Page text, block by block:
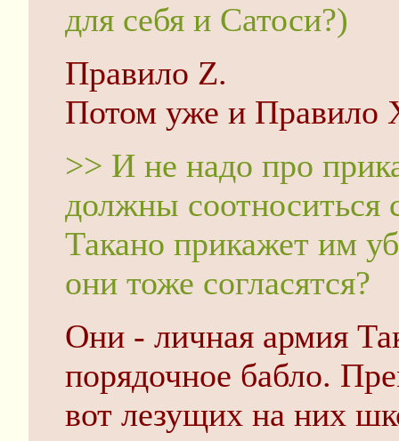
для себя и Сатоси?)
Правило Z.
Потом уже и Правило
>> И не надо про
должны соотноситься
Такано прикажет им
они тоже согласятся?
Они - личная армия
порядочное бабло.
вот лезущих на них